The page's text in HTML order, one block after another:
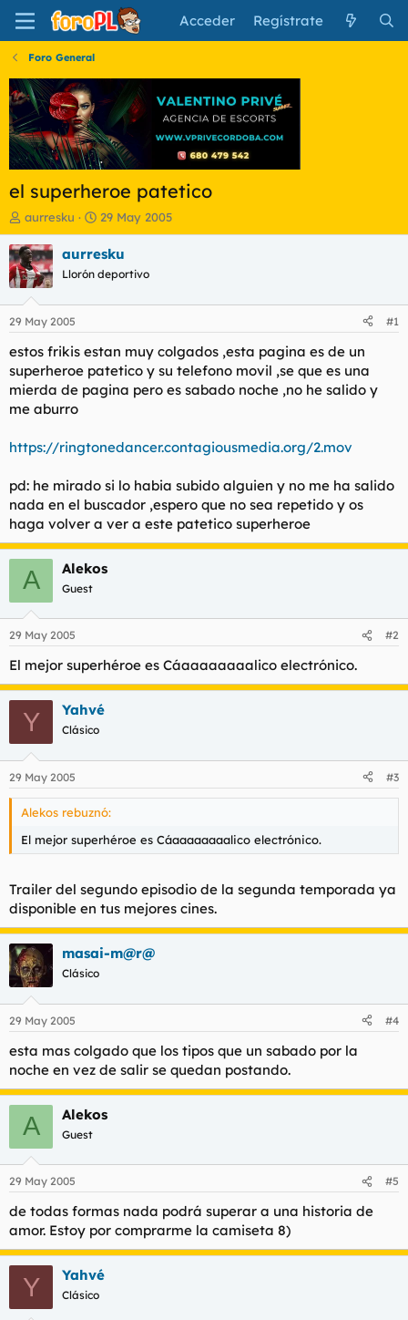
Acceder Regístrate
Foro General
el superheroe patetico
I
n
i
c
i
a
d
o
r
e
l
t
m
aurresku
F
e
c
a
i
n
c
i
29 May 2005
aurresku
Llorón deportivo
29 May 2005 #1
estos frikis estan muy colgados ,esta pagina es de un
superheroe patetico y su telefono movil ,se que es una
mierda de pagina pero es sabado noche ,no he salido y
me aburro
https://ringtonedancer.contagiousmedia.org/2.mov
pd: he mirado si lo habia subido alguien y no me ha salido
nada en el buscador ,espero que no sea repetido y os
haga volver a ver a este patetico superheroe
A Alekos
Guest
29 May 2005 #2
El mejor superhéroe es Cáaaaaaaaalico electrónico.
Y Yahvé
Clásico
29 May 2005 #3
Alekos rebuznó:
El mejor superhéroe es Cáaaaaaaaalico electrónico.
Trailer del segundo episodio de la segunda temporada ya
disponible en tus mejores cines.
masai-m@r@
Clásico
29 May 2005 #4
esta mas colgado que los tipos que un sabado por la
noche en vez de salir se quedan postando.
A Alekos
Guest
29 May 2005 #5
de todas formas nada podrá superar a una historia de
amor. Estoy por comprarme la camiseta 8)
Y Yahvé
Clásico